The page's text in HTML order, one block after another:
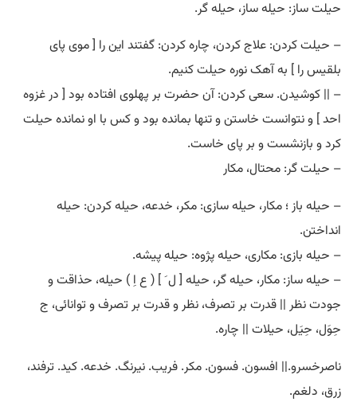
حیلت ساز: حیله ساز، حیله گر.
– حیلت کردن: علاج کردن، چاره کردن: گفتند این را [ موی پای
بلقیس را ] به آهک نوره حیلت کنیم.
– || کوشیدن. سعی کردن: آن حضرت بر پهلوی افتاده بود [ در غزوه
احد ] و نتوانست خاستن و تنها بمانده بود و کس با او نمانده حیلت
کرد و بازنشست و بر پای خاست.
– حیلت گر: محتال، مکار
– حیله باز ؛ مکار، حیله سازی: مکر، خدعه، حیله کردن: حیله
انداختن.
– حیله بازی: مکاری، حیله پژوه: حیله پیشه.
– حیله ساز: مکار، حیله گر، حیله [ ل َ ] ( ع اِ ) حیله، حذاقت و
جودت نظر || قدرت بر تصرف، نظر و قدرت بر تصرف و توانائی، ج
حِوَل، حِیَل، حیلات || چاره.
ناصرخسرو.|| افسون. فسون. مکر. فریب. نیرنگ. خدعه. کید. ترفند،
زرق، دلغم.